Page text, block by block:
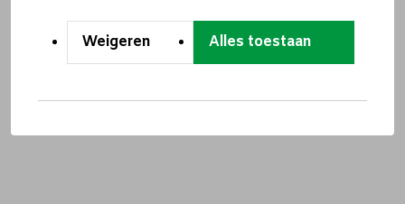
Weigeren Alles toestaan